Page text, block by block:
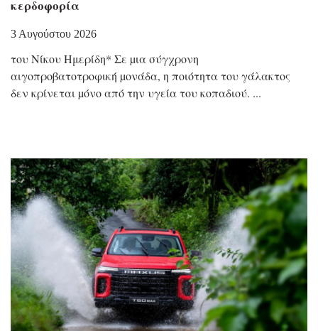
κερδοφορία
3 Αυγούστου 2026
τoυ Νίκου Ημερίδη* Σε µια σύγχρονη
αιγοπροβατοτροφική µονάδα, η ποιότητα του γάλακτος
δεν κρίνεται µόνο από την υγεία του κοπαδιού.